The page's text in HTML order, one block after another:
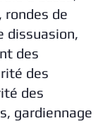
rondes de
dissuasion,
des
des
des
gardiennage